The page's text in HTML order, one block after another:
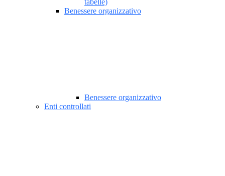
tabelle)
Benessere organizzativo
Benessere organizzativo
Enti controllati